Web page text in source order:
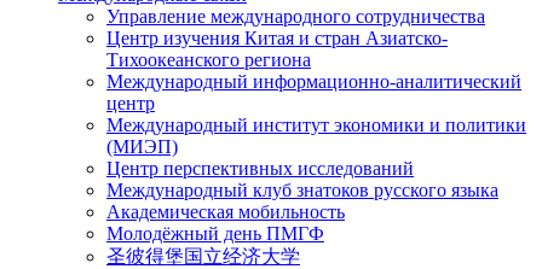
Управление международного сотрудничества
Центр изучения Китая и стран Азиатско-
Тихоокеанского региона
Международный информационно-аналитический
центр
Международный институт экономики и политики
(МИЭП)
Центр перспективных исследований
Международный клуб знатоков русского языка
Академическая мобильность
Молодёжный день ПМГФ
圣彼得堡国立经济大学